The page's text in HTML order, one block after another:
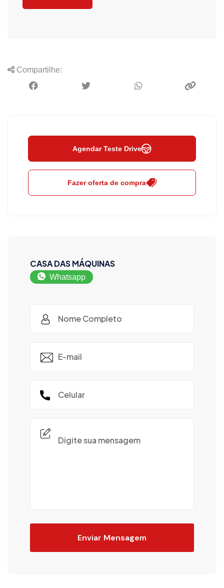
Compartilhe:
Agendar Teste Drive
Fazer oferta de compra
CASA DAS MÁQUINAS
Whatsapp
Enviar Mensagem